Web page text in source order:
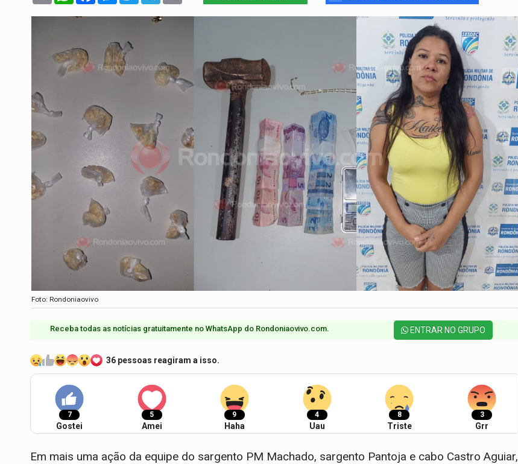
Foto: Rondoniaovivo
Receba todas as notícias gratuitamente no WhatsApp do Rondoniaovivo.com.​ ENTRAR NO GRUPO
36 pessoas reagiram a isso.
7
Gostei
5
Amei
9
Haha
4
Uau
8
Triste
3
Grr
Em mais uma ação da equipe do sargento PM Machado, sargento Pantoja e cabo Castro Aguiar,